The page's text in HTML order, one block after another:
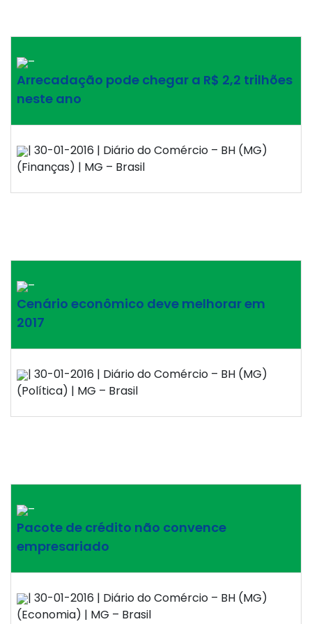
–
Arrecadação pode chegar a R$ 2,2 trilhões
neste ano
| 30-01-2016 | Diário do Comércio – BH (MG)
(Finanças) | MG – Brasil
–
Cenário econômico deve melhorar em
2017
| 30-01-2016 | Diário do Comércio – BH (MG)
(Política) | MG – Brasil
–
Pacote de crédito não convence
empresariado
| 30-01-2016 | Diário do Comércio – BH (MG)
(Economia) | MG – Brasil